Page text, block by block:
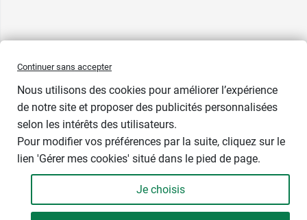
- +
Indisponible
Continuer sans accepter
Nous utilisons des cookies pour améliorer l’expérience
de notre site et proposer des publicités personnalisées
selon les intérêts des utilisateurs.
Pour modifier vos préférences par la suite, cliquez sur le
lien 'Gérer mes cookies' situé dans le pied de page.
Je choisis